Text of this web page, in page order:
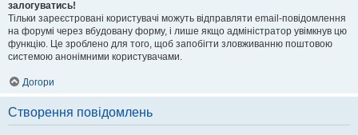
залогуватись!
Тільки зареєстровані користувачі можуть відправляти email-повідомлення
на форумі через вбудовану форму, і лише якщо адміністратор увімкнув цю
функцію. Це зроблено для того, щоб запобігти зловживанню поштовою
системою анонімними користувачами.
Догори
Створення повідомлень